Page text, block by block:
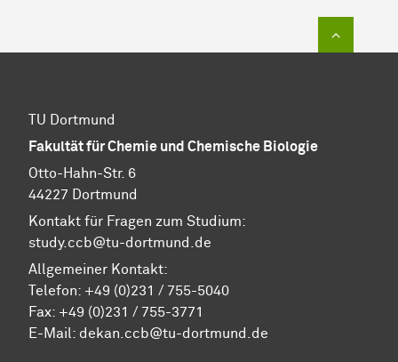
TU Dortmund
Fakultät für Chemie und Chemische Biologie
Otto-Hahn-Str. 6
44227 Dortmund
Kontakt für Fragen zum Studium:
study.ccb@tu-dortmund.de
Allgemeiner Kontakt:
Telefon: +49 (0)231 / 755-5040
Fax: +49 (0)231 / 755-3771
E-Mail: dekan.ccb@tu-dortmund.de